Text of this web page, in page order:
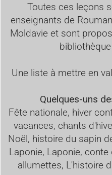
Toutes ces leçons
enseignants de
Moldavie et sont
bibliothèque
Une liste à mettre en
Quelques-uns
Fête nationale, hiver
vacances, chants
Noël, histoire du sapin
Laponie, Laponie,
allumettes, L'histoire